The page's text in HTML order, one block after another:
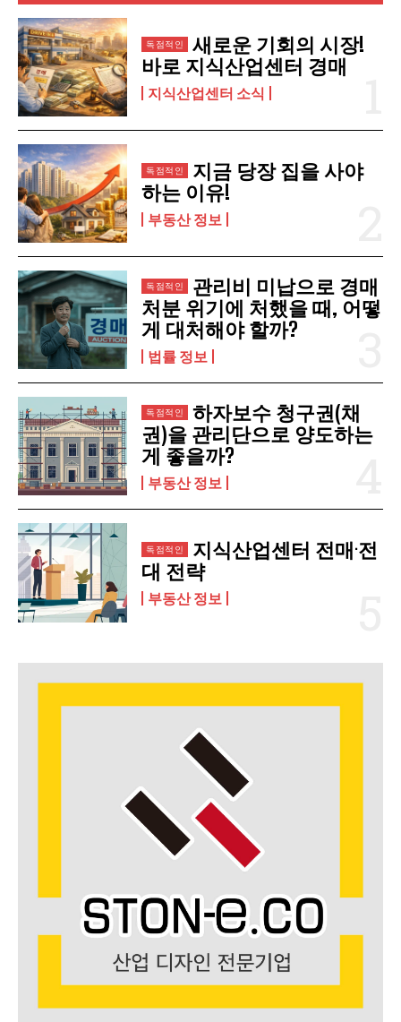
개인정보 취급정책 을 읽었으며 이에 동의합니다.
새로운 기회의 시장!
바로 지식산업센터 경매
지식산업센터 소식
지금 당장 집을 사야
하는 이유!
부동산 정보
관리비 미납으로 경매
처분 위기에 처했을 때, 어떻
게 대처해야 할까?
법률 정보
하자보수 청구권(채
권)을 관리단으로 양도하는
게 좋을까?
부동산 정보
지식산업센터 전매·전
대 전략
부동산 정보